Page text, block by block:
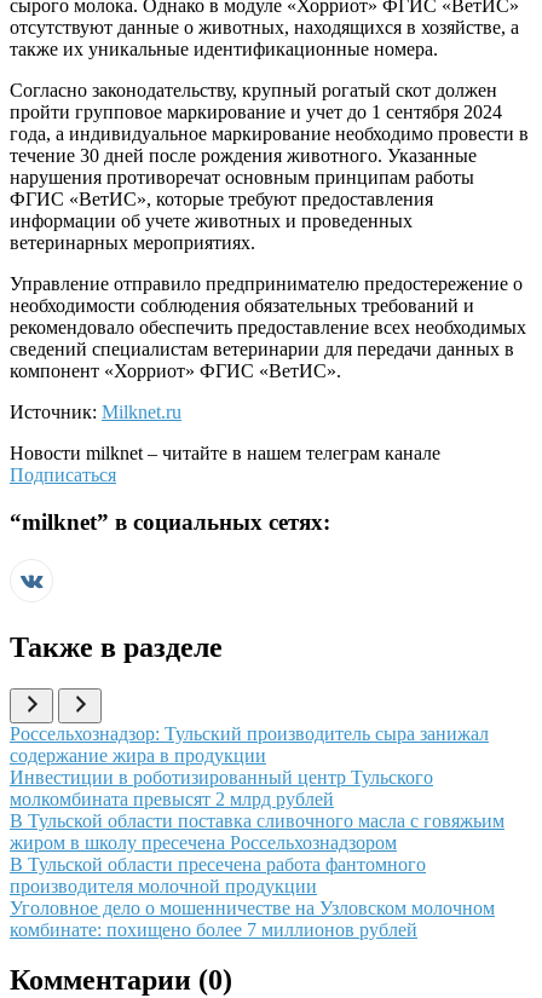
сырого молока. Однако в модуле «Хорриот» ФГИС «ВетИС»
отсутствуют данные о животных, находящихся в хозяйстве, а
также их уникальные идентификационные номера.
Согласно законодательству, крупный рогатый скот должен
пройти групповое маркирование и учет до 1 сентября 2024
года, а индивидуальное маркирование необходимо провести в
течение 30 дней после рождения животного. Указанные
нарушения противоречат основным принципам работы
ФГИС «ВетИС», которые требуют предоставления
информации об учете животных и проведенных
ветеринарных мероприятиях.
Управление отправило предпринимателю предостережение о
необходимости соблюдения обязательных требований и
рекомендовало обеспечить предоставление всех необходимых
сведений специалистам ветеринарии для передачи данных в
компонент «Хорриот» ФГИС «ВетИС».
Источник: Milknet.ru
Новости milknet – читайте в нашем телеграм канале
Подписаться
“milknet” в социальных сетях:
Также в разделе
Иллюстрация новости
Россельхознадзор: Тульский производитель сыра занижал
содержание жира в продукции
Иллюстрация новости
Инвестиции в роботизированный центр Тульского
молкомбината превысят 2 млрд рублей
Иллюстрация новости
В Тульской области поставка сливочного масла с говяжьим
жиром в школу пресечена Россельхознадзором
Иллюстрация новости
В Тульской области пресечена работа фантомного
производителя молочной продукции
Иллюстрация новости
Уголовное дело о мошенничестве на Узловском молочном
комбинате: похищено более 7 миллионов рублей
Комментарии (0)